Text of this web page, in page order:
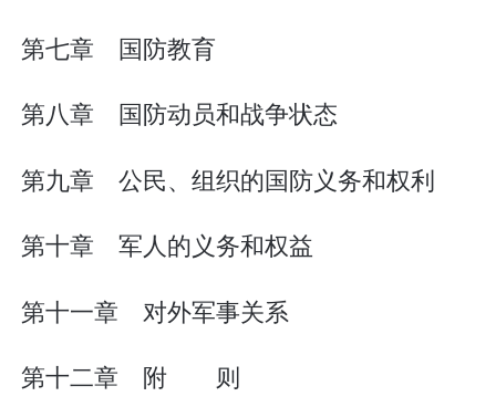
第七章 国防教育
第八章 国防动员和战争状态
第九章 公民、组织的国防义务和权利
第十章 军人的义务和权益
第十一章 对外军事关系
第十二章 附 则